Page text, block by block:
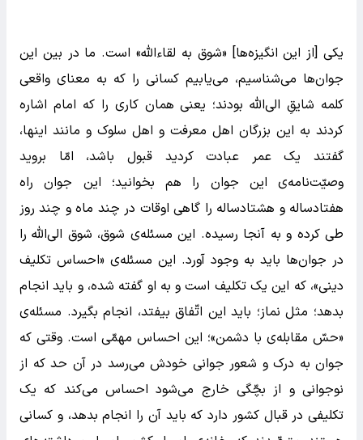
یکی [از این انگیزه‌ها] «شوق به لقاءالله» است. ما در بین این
جوان‌ها می‌شناسیم، می‌یابیم کسانی را که به معنای واقعی
کلمه شایقِ الی‌الله بودند؛ یعنی همان کاری را که امام اشاره
کردند به این بزرگان اهل معرفت و اهل سلوک و مانند اینها،
گفتند یک عمر عبادت کردید قبول باشد، امّا بروید
وصیّت‌نامه‌ی این جوان را هم بخوانید؛ این جوان راه
هفتادساله و هشتادساله را گاهی اوقات در چند ماه و چند روز
طی کرده و به آنجا رسیده. این مسئله‌ی شوق، شوق الی‌الله را
در جوان‌ها باید به وجود آورد. این مسئله‌ی «احساس تکلیف
دینی»، که این یک تکلیف است و به او گفته شده، و باید انجام
بدهد؛ مثل نماز؛ باید این اتّفاق بیفتد، انجام بگیرد. مسئله‌ی
«حسّ مقابله‌ی با دشمن»؛ این احساس مهمّی است. وقتی که
جوان به درک و شعور جوانی خودش می‌رسد در آن حد که از
نوجوانی و از بچّگی خارج می‌شود احساس می‌کند که یک
تکلیفی در قبال کشور دارد که باید آن را انجام بدهد، و کسانی